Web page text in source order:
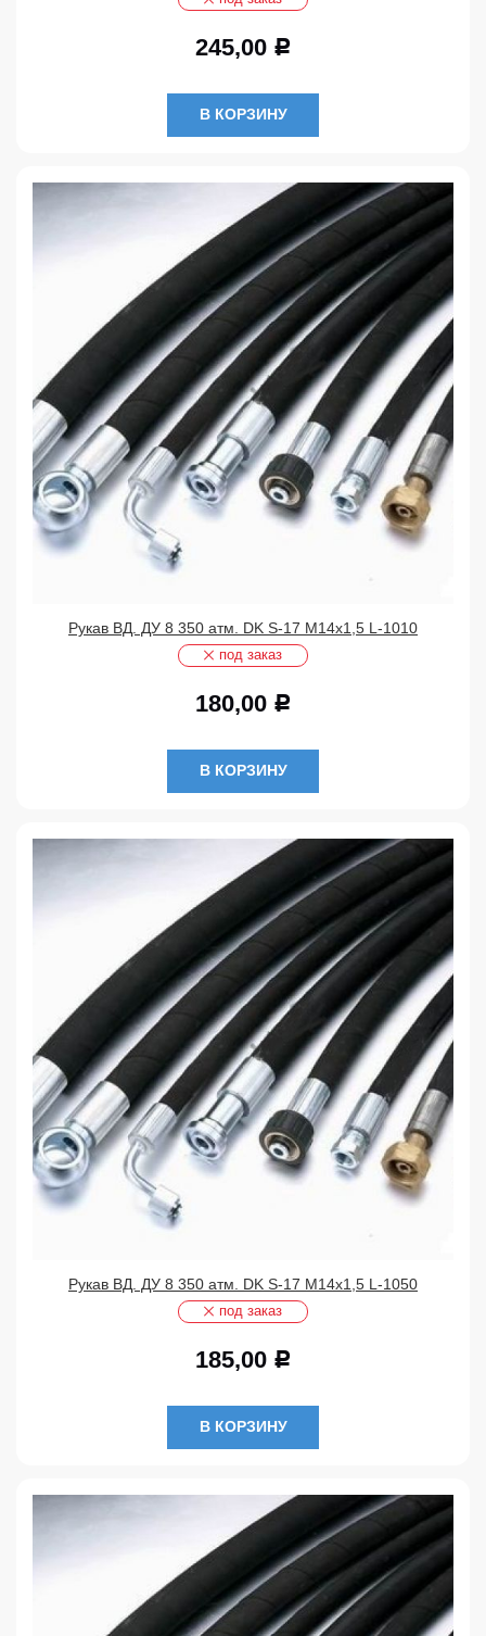
245,00 Р
В КОРЗИНУ
Рукав ВД. ДУ 8 350 атм. DK S-17 М14х1,5 L-1010
под заказ
180,00 Р
В КОРЗИНУ
Рукав ВД. ДУ 8 350 атм. DK S-17 М14х1,5 L-1050
под заказ
185,00 Р
В КОРЗИНУ